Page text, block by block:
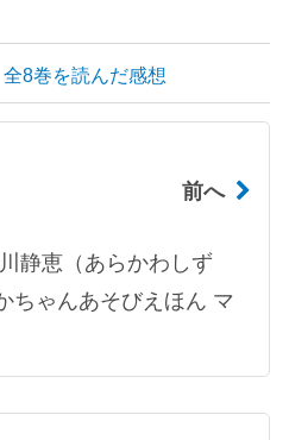
8巻を読んだ感想
前へ
静恵（あらかわしず
ちゃんあそびえほん マ